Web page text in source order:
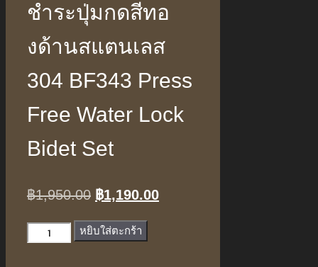
ชำระปุ่มกดสีทอ
งด้านสแตนเลส
304 BF343 Press
Free Water Lock
Bidet Set
฿1,950.00 Original
price
was:
฿1,190.00Current
จำนวน
หยิบใส่ตะกร้า